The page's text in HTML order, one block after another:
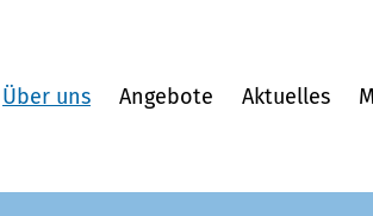
Über uns Angebote Aktuelles